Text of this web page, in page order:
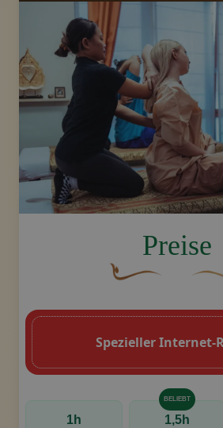
Preise
Spezieller Internet-
1h
BELIEBT
1,5h